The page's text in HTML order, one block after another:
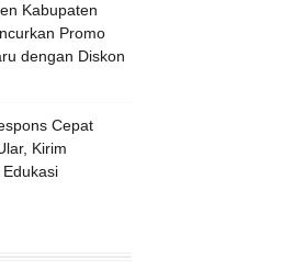
Kabupaten
Promo
dengan Diskon
Cepat
Kirim